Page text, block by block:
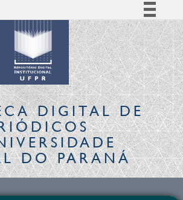
Simplifique!
Comunica BR
Participe
Acesso à informação
Legislação
Canais
DIGITALDE
DO PARANÁ